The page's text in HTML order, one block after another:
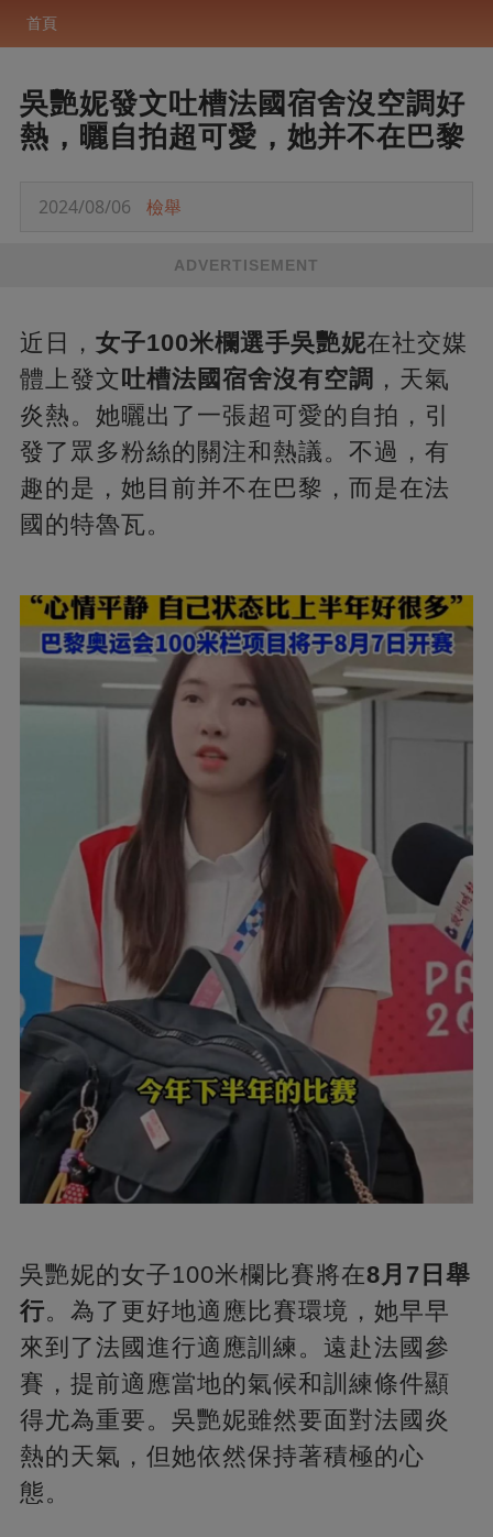
首頁
吳艷妮發文吐槽法國宿舍沒空調好
熱，曬自拍超可愛，她并不在巴黎
2024/08/06 檢舉
ADVERTISEMENT
近日， 女子100米欄選手吳艷妮在社交媒
體上發文吐槽法國宿舍沒有空調 ，天氣
炎熱。她曬出了一張超可愛的自拍，引
發了眾多粉絲的關注和熱議。不過，有
趣的是，她目前并不在巴黎，而是在法
國的特魯瓦。
吳艷妮的女子100米欄比賽將在8月7日舉
行。為了更好地適應比賽環境，她早早
來到了法國進行適應訓練。遠赴法國參
賽，提前適應當地的氣候和訓練條件顯
得尤為重要。吳艷妮雖然要面對法國炎
熱的天氣，但她依然保持著積極的心
態。